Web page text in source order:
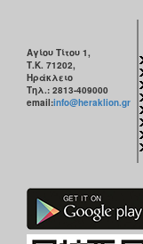
Αγίου Τίτου 1,
Τ.Κ. 71202,
Ηράκλειο
Τηλ.: 2813-409000
email:info@heraklion.gr